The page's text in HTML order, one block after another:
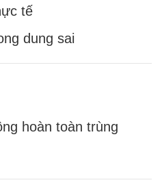
tế
dung sai
hoàn toàn trùng